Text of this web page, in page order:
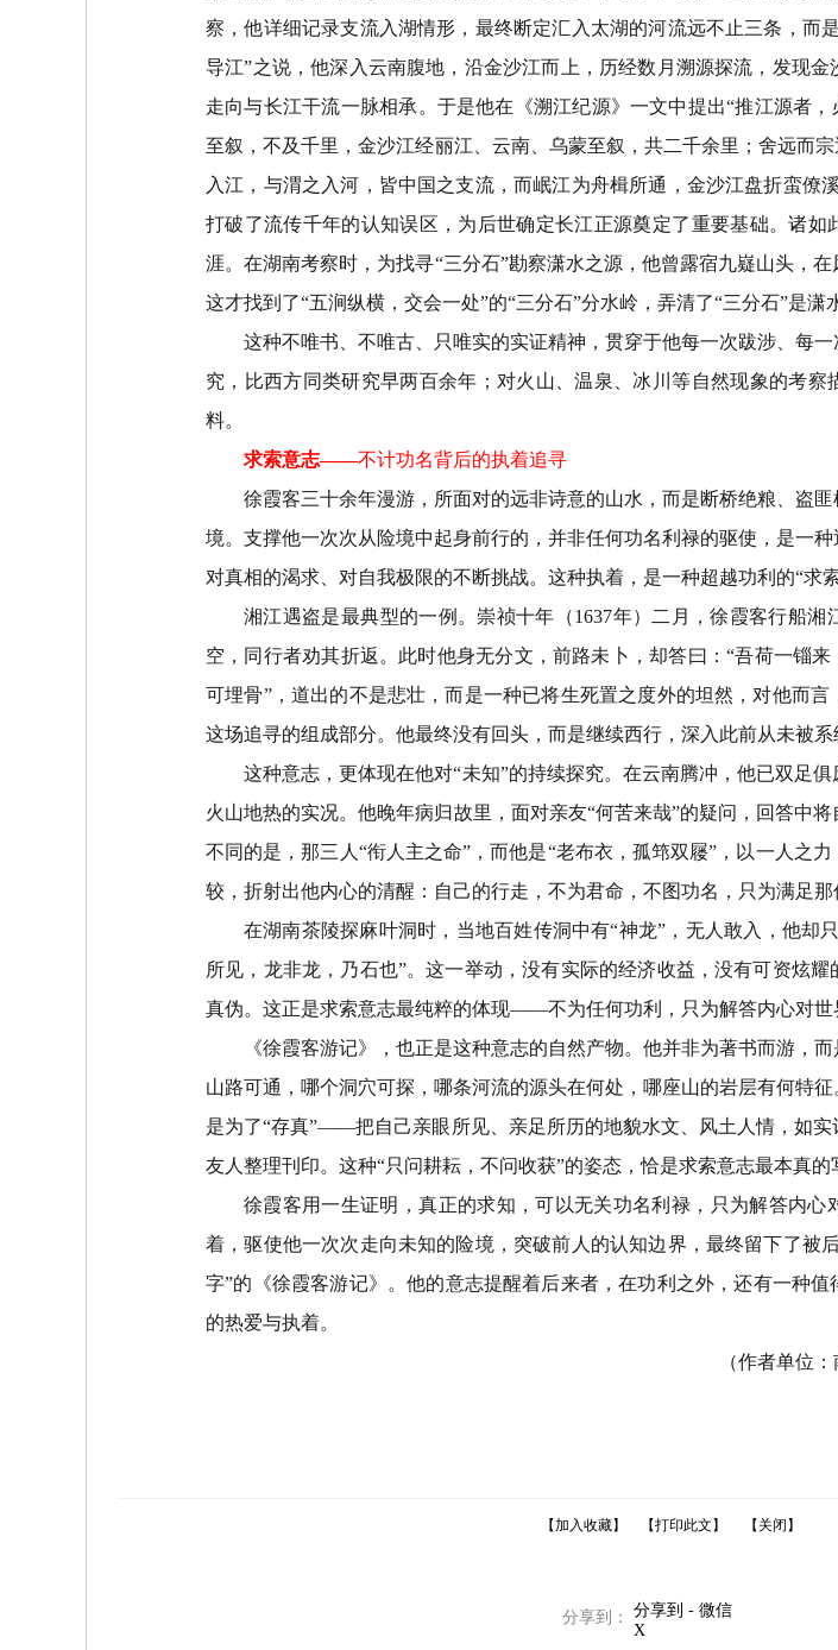
察，他详细记录支流入湖情形，最终断定汇入太湖的河流远不止三条，而
导江”之说，他深入云南腹地，沿金沙江而上，历经数月溯源探流，发现
走向与长江干流一脉相承。于是他在《溯江纪源》一文中提出“推江源者，
至叙，不及千里，金沙江经丽江、云南、乌蒙至叙，共二千余里；舍远而
入江，与渭之入河，皆中国之支流，而岷江为舟楫所通，金沙江盘折蛮僚
打破了流传千年的认知误区，为后世确定长江正源奠定了重要基础。诸如
涯。在湖南考察时，为找寻“三分石”勘察潇水之源，他曾露宿九嶷山头，
这才找到了“五涧纵横，交会一处”的“三分石”分水岭，弄清了“三分石”是潇
这种不唯书、不唯古、只唯实的实证精神，贯穿于他每一次跋涉、每
究，比西方同类研究早两百余年；对火山、温泉、冰川等自然现象的考察
料。
求索意志——不计功名背后的执着追寻
徐霞客三十余年漫游，所面对的远非诗意的山水，而是断桥绝粮、盗
境。支撑他一次次从险境中起身前行的，并非任何功名利禄的驱使，是一
对真相的渴求、对自我极限的不断挑战。这种执着，是一种超越功利的“求
湘江遇盗是最典型的一例。崇祯十年（1637年）二月，徐霞客行船湘
空，同行者劝其折返。此时他身无分文，前路未卜，却答曰：“吾荷一锱来
可埋骨”，道出的不是悲壮，而是一种已将生死置之度外的坦然，对他而
这场追寻的组成部分。他最终没有回头，而是继续西行，深入此前从未被系
这种意志，更体现在他对“未知”的持续探究。在云南腾冲，他已双足
火山地热的实况。他晚年病归故里，面对亲友“何苦来哉”的疑问，回答中
不同的是，那三人 “衔人主之命” ，而他是“老布衣，孤筇双屦” ，以一人之
较，折射出他内心的清醒：自己的行走，不为君命，不图功名，只为满足那
在湖南茶陵探麻叶洞时，当地百姓传洞中有“神龙” ，无人敢入，他却
所见，龙非龙，乃石也”。这一举动，没有实际的经济收益，没有可资炫
真伪。这正是求索意志最纯粹的体现——不为任何功利，只为解答内心对世
《徐霞客游记》，也正是这种意志的自然产物。他并非为著书而游，
山路可通，哪个洞穴可探，哪条河流的源头在何处，哪座山的岩层有何特
是为了“存真”——把自己亲眼所见、亲足所历的地貌水文、风土人情，如
友人整理刊印。这种“只问耕耘，不问收获”的姿态，恰是求索意志最本真的
徐霞客用一生证明，真正的求知，可以无关功名利禄，只为解答内心
着，驱使他一次次走向未知的险境，突破前人的认知边界，最终留下了被
字”的《徐霞客游记》。他的意志提醒着后来者，在功利之外，还有一种值
的热爱与执着。
（作者单位
【加入收藏】 【打印此文】 【关闭】
分享到：
分享到 - 微信
X